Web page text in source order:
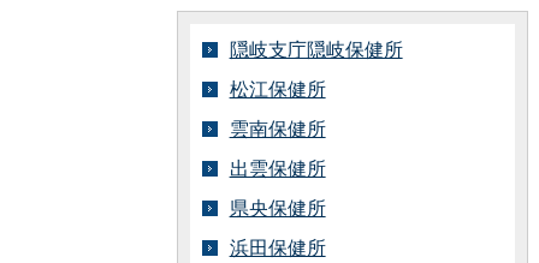
隠岐支庁隠岐保健所
松江保健所
雲南保健所
出雲保健所
県央保健所
浜田保健所